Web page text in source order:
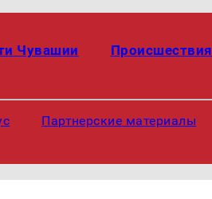
Чувашии Происшествия
Партнерские материалы